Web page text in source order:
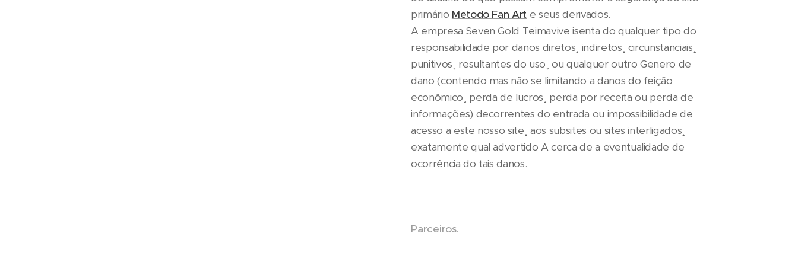
primário Metodo Fan Art e seus derivados.
A empresa Seven Gold Teimavive isenta do qualquer tipo do
responsabilidade por danos diretos¸ indiretos¸ circunstanciais¸
punitivos¸ resultantes do uso¸ ou qualquer outro Genero de
dano (contendo mas não se limitando a danos do feição
econômico¸ perda de lucros¸ perda por receita ou perda de
informações) decorrentes do entrada ou impossibilidade de
acesso a este nosso site¸ aos subsites ou sites interligados¸
exatamente qual advertido A cerca de a eventualidade de
ocorrência do tais danos.
Parceiros.